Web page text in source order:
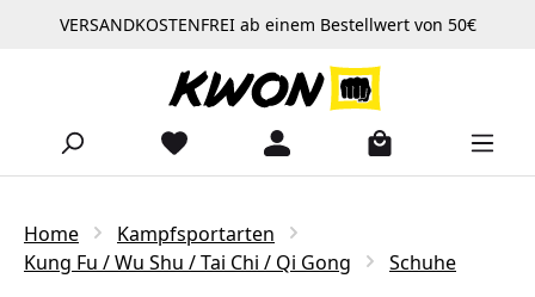
Zum Hauptinhalt springen
VERSANDKOSTENFREI ab einem Bestellwert von 50€
Home
Kampfsportarten
Kung Fu / Wu Shu / Tai Chi / Qi Gong
Schuhe